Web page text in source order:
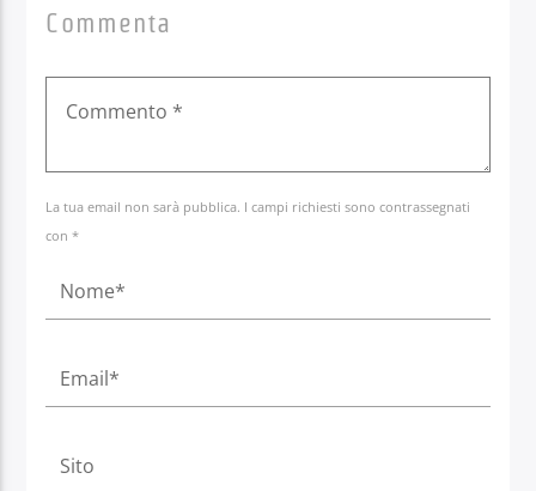
Commenta
La tua email non sarà pubblica. I campi richiesti sono contrassegnati
con *